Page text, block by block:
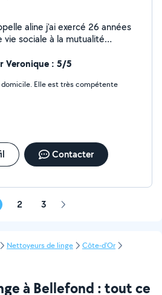
aline j'ai exercé 26 années
vie sociale à la mutualité
à l'écoute de mon prochain
à vivre.
Veronique : 5/5
Elle est très compétente
Contacter
2 3 Page
Nettoyeurs de linge
Côte-d'Or
à Bellefond : tout ce